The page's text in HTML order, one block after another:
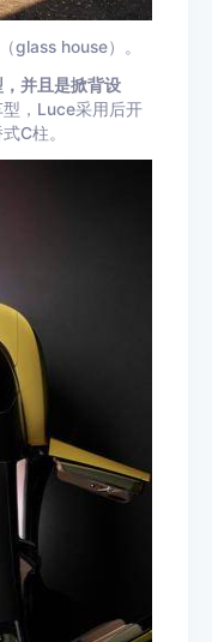
glass house）。
并且是掀背设
，Luce采用后开
C柱。